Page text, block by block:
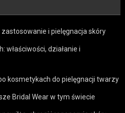
zastosowanie i pielęgnacja skóry
właściwości, działanie i
kosmetykach do pielęgnacji twarzy
Bridal Wear w tym świecie